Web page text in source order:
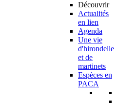
Découvrir
Actualités
en lien
Agenda
Une vie
d'hirondelle
et de
martinets
Espèces en
PACA